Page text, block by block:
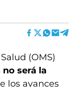
(OMS)
será la
los avances